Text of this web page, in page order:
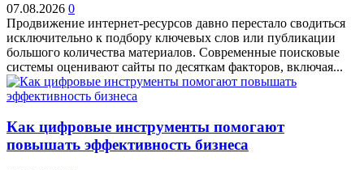
07.08.2026 0
Продвижение интернет-ресурсов давно перестало сводиться
исключительно к подбору ключевых слов или публикации
большого количества материалов. Современные поисковые
системы оценивают сайты по десяткам факторов, включая...
Как цифровые инструменты помогают
повышать эффективность бизнеса